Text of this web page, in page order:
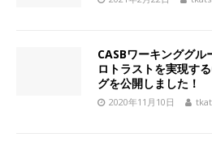
CASBワーキンググル
ロトラストを実現す
グを公開しました！
2020年11月10日